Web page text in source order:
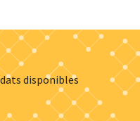
disponibles